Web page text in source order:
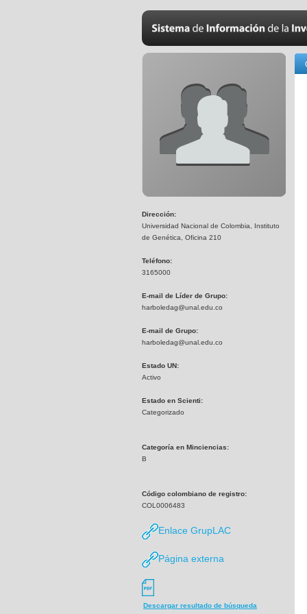
Dirección:
Universidad Nacional de Colombia, Instituto
de Genética, Oficina 210
Teléfono:
3165000
E-mail de Líder de Grupo:
harboledag@unal.edu.co
E-mail de Grupo:
harboledag@unal.edu.co
Estado UN:
Activo
Estado en Scienti:
Categorizado
Categoría en Minciencias:
B
Código colombiano de registro:
COL0006483
Enlace GrupLAC
Página externa
Descargar resultado de búsqueda